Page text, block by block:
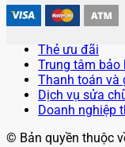
Thẻ ưu đãi
Trung tâm bảo
Thanh toán và
Dịch vụ sửa
Doanh nghiệp
© Bản quyền thuộc